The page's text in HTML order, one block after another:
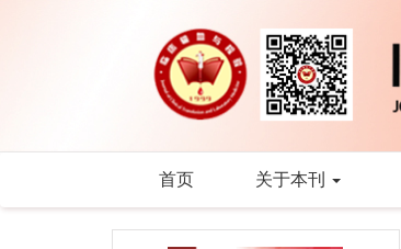
首页 关于本刊